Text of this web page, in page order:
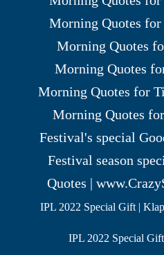
IPL 2022 Special Gift |
IPL 2022 Special